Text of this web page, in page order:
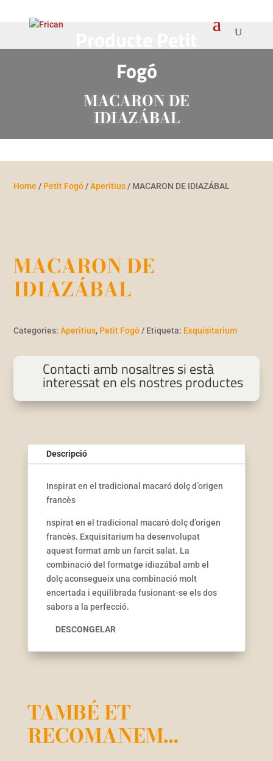
Fogó
MACARON DE
IDIAZÁBAL
Home / Petit Fogó /Aperitius / MACARON DE IDIAZÁBAL
MACARON DE
IDIAZÁBAL
Categories:Aperitius, Petit Fogó Etiqueta: Exquisitarium
Contacti amb nosaltres si està
interessat en els nostres productes
Descripció
Inspirat en el tradicional macaró dolç d’origen
francès
nspirat en el tradicional macaró dolç d’origen
francès. Exquisitarium ha desenvolupat
aquest format amb un farcit salat. La
combinació del formatge idiazábal amb el
dolç aconsegueix una combinació molt
encertada i equilibrada fusionant-se els dos
sabors a la perfecció.
DESCONGELAR
TAMBÉ ET
RECOMANEM…